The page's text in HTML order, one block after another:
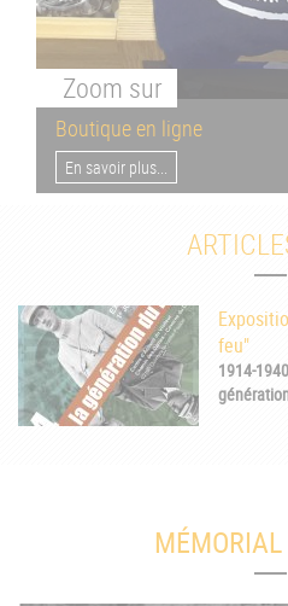
Zoom sur
Boutique en ligne
En savoir plus...
feu"
1914-
MÉMORIAL